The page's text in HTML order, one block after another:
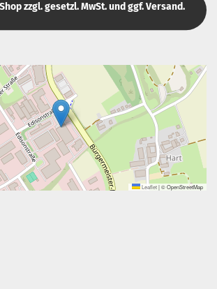
zzgl. gesetzl. MwSt. und ggf. Versand.
Leaflet|© OpenStreetMap